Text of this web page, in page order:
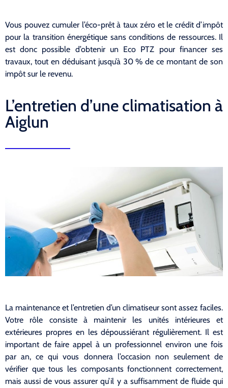
Vous pouvez cumuler l’éco-prêt à taux zéro et le crédit d’impôt
pour la transition énergétique sans conditions de ressources. Il
est donc possible d’obtenir un Eco PTZ pour financer ses
travaux, tout en déduisant jusqu’à 30 % de ce montant de son
impôt sur le revenu.
L’entretien d’une climatisation à
Aiglun
La maintenance et l’entretien d’un climatiseur sont assez faciles.
Votre rôle consiste à maintenir les unités intérieures et
extérieures propres en les dépoussiérant régulièrement. Il est
important de faire appel à un professionnel environ une fois
par an, ce qui vous donnera l’occasion non seulement de
vérifier que tous les composants fonctionnent correctement,
mais aussi de vous assurer qu’il y a suffisamment de fluide qui